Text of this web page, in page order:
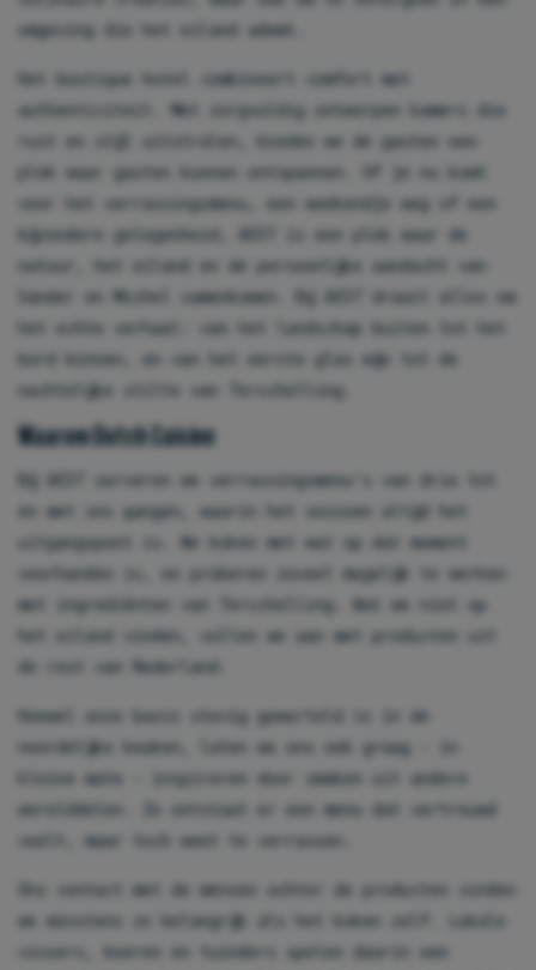
omgeving die het eiland ademt.​
Het boutique hotel combineert comfort met
authenticiteit. Met zorgvuldig ontworpen kamers die
rust en stijl uitstralen, bieden we de gasten een
plek waar gasten kunnen ontspannen. Of je nu komt
voor het verrassingsmenu, een weekendje weg of een
bijzondere gelegenheid, AEST is een plek waar de
natuur, het eiland en de persoonlijke aandacht van
Sander en Michel samenkomen. Bij AEST draait alles om
het echte verhaal: van het landschap buiten tot het
bord binnen, en van het eerste glas wijn tot de
nachtelijke stilte van Terschelling.
Waarom Dutch Cuisine
Bij AEST serveren we verrassingsmenu’s van drie tot
en met zes gangen, waarin het seizoen altijd het
uitgangspunt is. We koken met wat op dat moment
voorhanden is, en proberen zoveel mogelijk te werken
met ingrediënten van Terschelling. Wat we niet op
het eiland vinden, vullen we aan met producten uit
de rest van Nederland.​
Hoewel onze basis stevig geworteld is in de
noordelijke keuken, laten we ons ook graag – in
kleine mate – inspireren door smaken uit andere
werelddelen. Zo ontstaat er een menu dat vertrouwd
voelt, maar toch weet te verrassen.​
Ons contact met de mensen achter de producten vinden
we minstens zo belangrijk als het koken zelf. Lokale
vissers, boeren en tuinders spelen daarin een